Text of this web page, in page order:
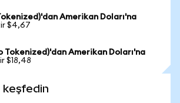
Amerikan Doları'na
$4,67
Tokenized)'dan Amerikan Doları'na
$18,48
keşfedin